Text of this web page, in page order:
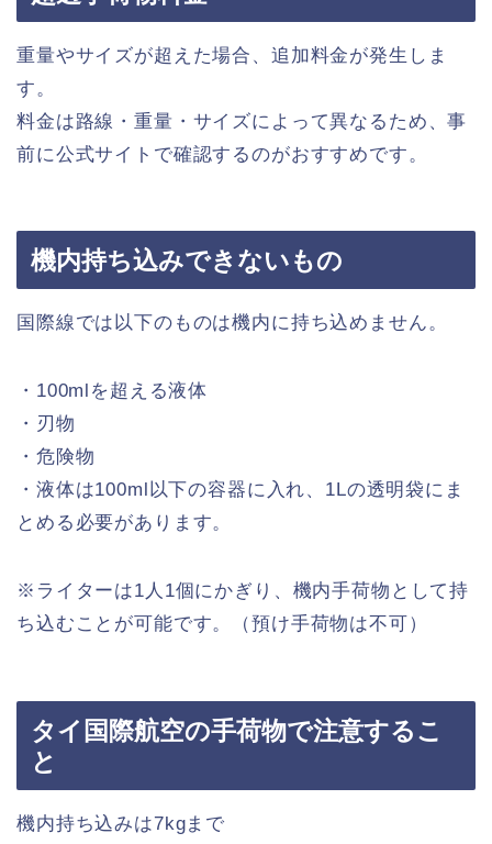
重量やサイズが超えた場合、追加料金が発生しま
す。
料金は路線・重量・サイズによって異なるため、事
前に公式サイトで確認するのがおすすめです。
機内持ち込みできないもの
国際線では以下のものは機内に持ち込めません。
・100mlを超える液体
・刃物
・危険物
・液体は100ml以下の容器に入れ、1Lの透明袋にま
とめる必要があります。
※ライターは1人1個にかぎり、機内手荷物として持
ち込むことが可能です。（預け手荷物は不可）
タイ国際航空の手荷物で注意するこ
と
機内持ち込みは7kgまで